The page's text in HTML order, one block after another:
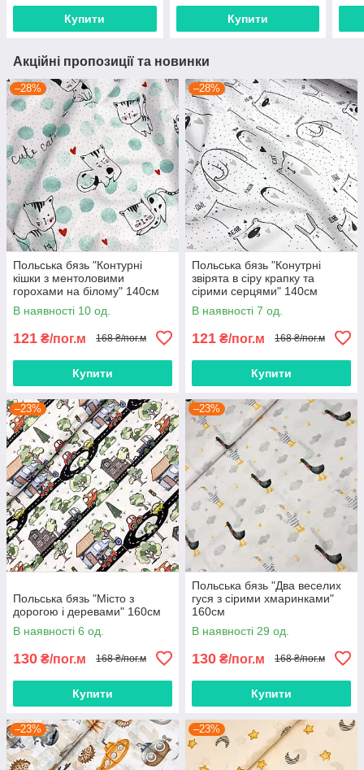
Купити Купити
Акційні пропозиції та новинки
–28%
Польська бязь "Контурні
кішки з ментоловими
горохами на білому" 140см
В наявності 10 од.
121 ₴/пог.м 168 ₴/пог.м
Купити
–28%
Польська бязь "Конутрні
звірята в сіру крапку та
сірими серцями" 140см
В наявності 7 од.
121 ₴/пог.м 168 ₴/пог.м
Купити
–23%
Польська бязь "Місто з
дорогою і деревами" 160см
В наявності 6 од.
130 ₴/пог.м 168 ₴/пог.м
Купити
–23%
Польська бязь "Два веселих
гуся з сірими хмаринками"
160см
В наявності 29 од.
130 ₴/пог.м 168 ₴/пог.м
Купити
–23% –23%